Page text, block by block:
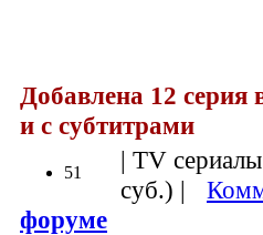
Добавлена 12 серия
и с субтитрами
51
| TV
суб.) |
форуме